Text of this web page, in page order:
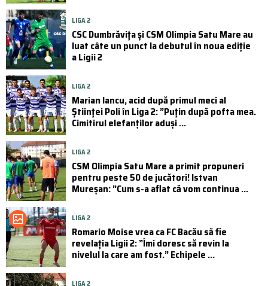
LIGA 2
CSC Dumbrăvița și CSM Olimpia Satu Mare au
luat câte un punct la debutul în noua ediție
a Ligii 2
LIGA 2
Marian Iancu, acid după primul meci al
Științei Poli în Liga 2: ”Puțin după pofta mea.
Cimitirul elefanților aduși ...
LIGA 2
CSM Olimpia Satu Mare a primit propuneri
pentru peste 50 de jucători! Istvan
Mureșan: ”Cum s-a aflat că vom continua ...
LIGA 2
Romario Moise vrea ca FC Bacău să fie
revelația Ligii 2: ”Îmi doresc să revin la
nivelul la care am fost.” Echipele ...